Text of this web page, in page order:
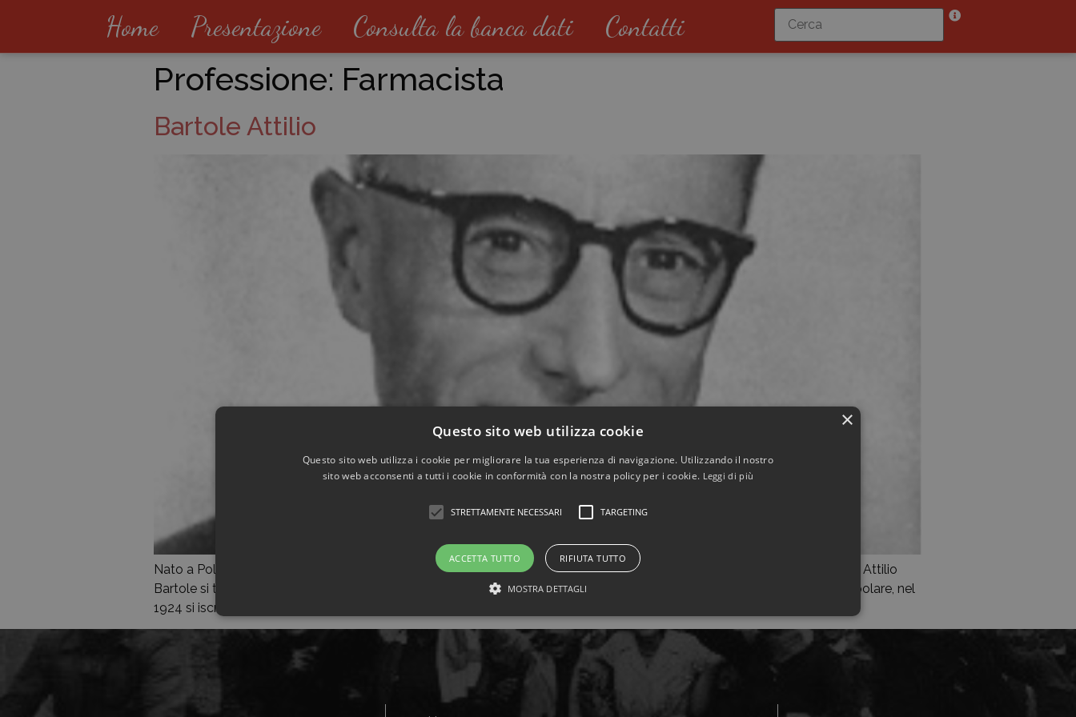
Home Presentazione Consulta la banca dati Contatti
Professione: Farmacista
Bartole Attilio
Nato a Pola, in Istria, all’epoca appartenente all’Impero austro-ungarico, il 16 settembre 1906 da Antonio e Maria Viazzoli, Attilio
Bartole si trasferì a Pirano e, dopo aver frequentato a Trieste le scuole reali, militando giovanissimo anche nel Partito popolare, nel
1924 si iscrisse alla Facoltà di Chimica e farmacia dell’Università di Modena, dove la famiglia si […]
×
Questo sito web utilizza cookie
Questo sito web utilizza i cookie per migliorare la tua esperienza di navigazione. Utilizzando il nostro
sito web acconsenti a tutti i cookie in conformità con la nostra policy per i cookie. Leggi di più
STRETTAMENTE NECESSARI TARGETING
ACCETTA TUTTO RIFIUTA TUTTO
MOSTRA DETTAGLI